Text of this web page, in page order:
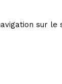
sur le